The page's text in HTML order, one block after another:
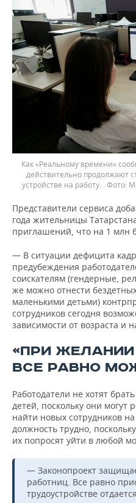
Как «Реальному времени»
действительно продолжают
устройстве на работу. .
Представители сервиса
года жительницы
приглашений, что на 1 млн
— В ситуации дефицита
предубеждения
соискателям (гендерные,
же можно отнести
маленькими детьми)
сотрудников сегодня
зависимости от возраста и
«ПРИ
ВСЕ РАВНО
Работодатели не хотят
детей, поскольку они могут
найти новых сотрудников
должность трудно,
их попросят уйти в любой
— Законопроект
работниц. Все равно
трудоустройстве